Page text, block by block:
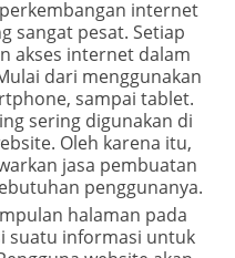
internet
sangat pesat. Setiap
akses internet dalam
dari menggunakan
sampai tablet.
sering digunakan di
Oleh karena itu,
jasa pembuatan
penggunanya.
halaman pada
suatu informasi untuk